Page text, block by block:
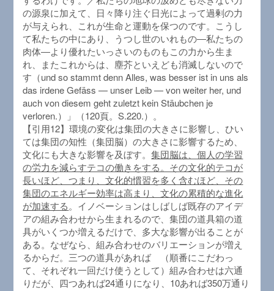
の源泉に加えて、日々降り注ぐ日光によって過剰の力
が与えられ、これが生命と運動を保つのです。こうし
て私たちの中にあり、うつし世のいれもの―私たちの
肉体―より優れたいっさいのものもこの力から生ま
れ、またこれからは、塵芥といえども消滅しないので
す（und so stammt denn Alles, was besser ist in uns als
das irdene Gefäss — unser Leib — von weiter her, und
auch von diesem geht zuletzt kein Stäubchen je
verloren.）」（120頁。S.220.）。
【引用12】環境の変化は集団の大きさに影響し、ひい
ては集団の知性（集団脳）の大きさに影響するため、
文化にも大きな影響を及ぼす。集団脳は、個人の学習
の労力を減らすテコの働きをする。その文化的テコが
長いほど、つまり、文化的慣習を多く含むほど、その
集団のエネルギー効率は高まり、文化の累積的な進化
が加速する。イノベーションはしばしば既存のアイデ
アの組み合わせから生まれるので、集団の道具箱の道
具がいくつか増えるだけで、多大な影響が出ることが
ある。なぜなら、組み合わせのバリエーションが増え
るからだ。三つの道具があれば （順番にこだわっ
て、それぞれ一回だけ使うとして）組み合わせは六通
りだが、四つあれば24通りになり、10あれば350万通り